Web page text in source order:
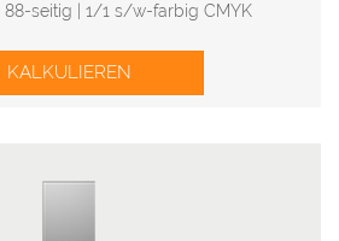
88-seitig | 1/1 s/w-farbig CMYK
KALKULIEREN